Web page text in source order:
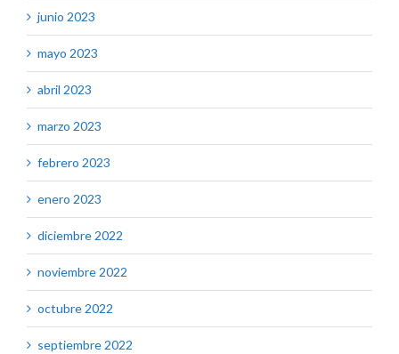
junio 2023
mayo 2023
abril 2023
marzo 2023
febrero 2023
enero 2023
diciembre 2022
noviembre 2022
octubre 2022
septiembre 2022